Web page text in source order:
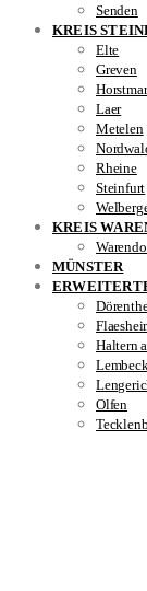
Senden
KREIS
Elte
Greven
Horstmar
Laer
Metelen
Rheine
Steinfurt
KREIS
MÜNSTER
Haltern
Lembeck
Olfen